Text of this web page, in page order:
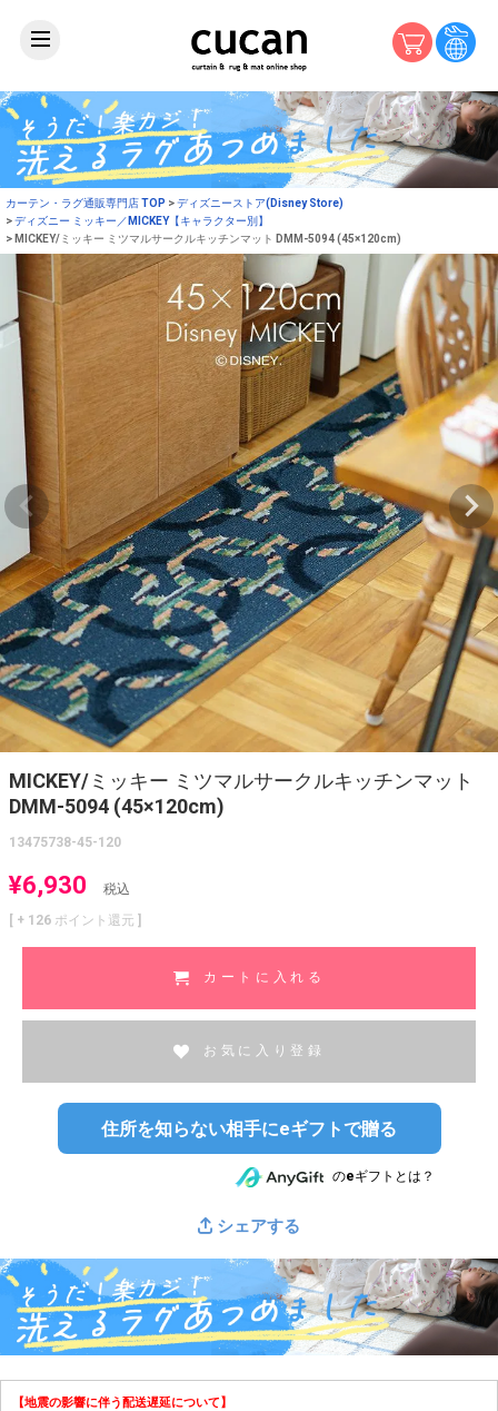
カーテン・ラグ通販専門店 TOP
ディズニーストア(Disney Store)
ディズニー ミッキー／MICKEY【キャラクター別】
MICKEY/ミッキー ミツマルサークルキッチンマット DMM-5094 (45×120cm)
MICKEY/ミッキー ミツマルサークルキッチンマット
DMM-5094 (45×120cm)
13475738-45-120
¥6,930
税込
[ + 126 ポイント還元 ]
カートに入れる
お気に入り登録
住所を知らない相手にeギフトで贈る
のeギフトとは？
シェアする
【地震の影響に伴う配送遅延について】